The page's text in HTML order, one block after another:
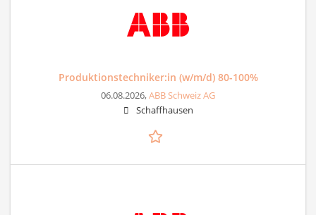
Produktionstechniker:in (w/m/d) 80-100%
06.08.2026,ABB Schweiz AG
Schaffhausen